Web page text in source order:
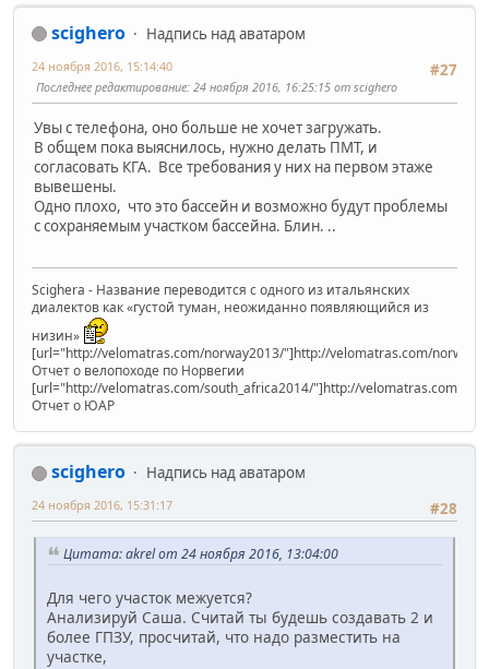
scighero
Надпись над аватаром
#27
24 ноября 2016, 15:14:40
Последнее редактирование: 24 ноября 2016, 16:25:15 от scighero
Увы с телефона, оно больше не хочет загружать.
В общем пока выяснилось, нужно делать ПМТ, и
согласовать КГА. Все требования у них на первом этаже
вывешены.
Одно плохо, что это бассейн и возможно будут проблемы
с сохраняемым участком бассейна. Блин. ..
Scighera - Название переводится с одного из итальянских
диалектов как «густой туман, неожиданно появляющийся из
низин»
[url="http://velomatras.com/norway2013/"]http://velomatras.com/
Отчет о велопоходе по Норвегии
[url="http://velomatras.com/south_africa2014/"]http://velomatras.com/
Отчет о ЮАР
scighero
Надпись над аватаром
#28
24 ноября 2016, 15:31:17
Цитата: akrel от 24 ноября 2016, 13:04:00
Для чего участок межуется?
Анализируй Саша. Считай ты будешь создавать 2 и
более ГПЗУ, просчитай, что надо разместить на
участке,